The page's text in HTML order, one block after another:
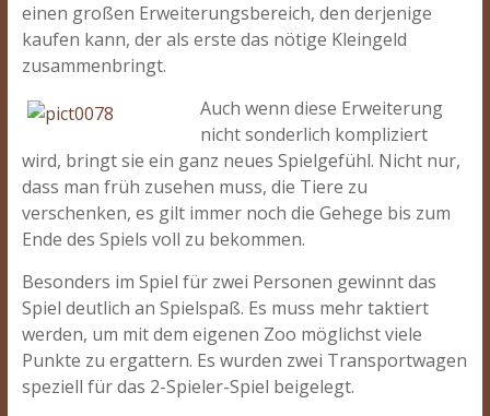
einen großen Erweiterungsbereich, den derjenige
kaufen kann, der als erste das nötige Kleingeld
zusammenbringt.
Auch wenn diese Erweiterung
nicht sonderlich kompliziert
wird, bringt sie ein ganz neues Spielgefühl. Nicht nur,
dass man früh zusehen muss, die Tiere zu
verschenken, es gilt immer noch die Gehege bis zum
Ende des Spiels voll zu bekommen.
Besonders im Spiel für zwei Personen gewinnt das
Spiel deutlich an Spielspaß. Es muss mehr taktiert
werden, um mit dem eigenen Zoo möglichst viele
Punkte zu ergattern. Es wurden zwei Transportwagen
speziell für das 2-Spieler-Spiel beigelegt.